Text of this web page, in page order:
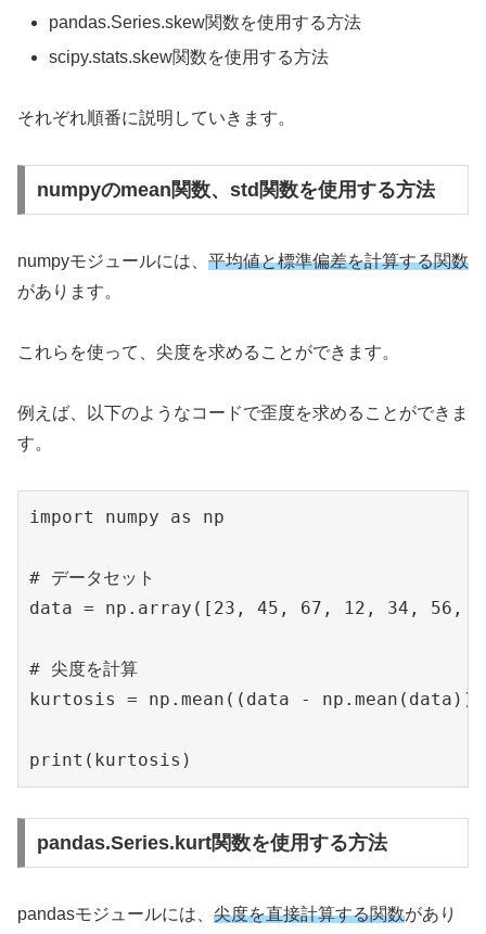
pandas.Series.skew関数を使用する方法
scipy.stats.skew関数を使用する方法
それぞれ順番に説明していきます。
numpyのmean関数、std関数を使用する方法
numpyモジュールには、 平均値と標準偏差を計算する関数
があります。
これらを使って、尖度を求めることができます。
例えば、以下のようなコードで歪度を求めることができま
す。
import numpy as np
# データセット
data = np.array([23, 45, 67, 12, 34, 56,
# 尖度を計算
kurtosis = np.mean((data -
print(kurtosis)
pandas.Series.kurt関数を使用する方法
pandasモジュールには、 尖度を直接計算する関数があり